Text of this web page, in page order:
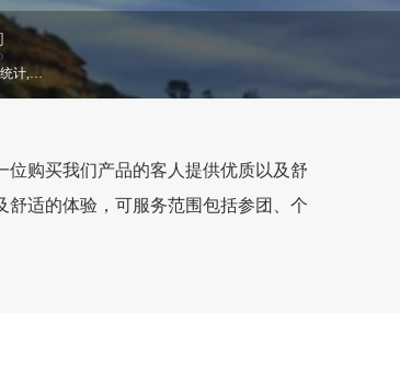
销售效率,操作效率,智能管理,数据统计,移动办公
购买我们产品的客人提供优质以及舒
适的体验，可服务范围包括参团、个